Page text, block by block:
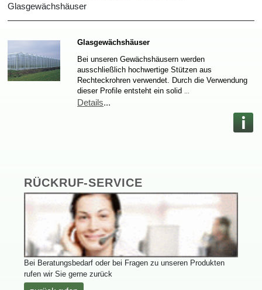
Glasgewächshäuser
Glasgewächshäuser
BeiunserenGewächshäusernwerden
ausschließlichhochwertigeStützenaus
Rechteckrohrenverwendet.DurchdieVerwendung
dieserProfileentstehteinsolid
Details...
RÜCKRUF-SERVICE
BeiBeratungsbedarfoderbeiFragenzuunserenProdukten
rufenwirSiegernezurück